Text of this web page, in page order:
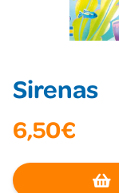
Sirenas
6,50€